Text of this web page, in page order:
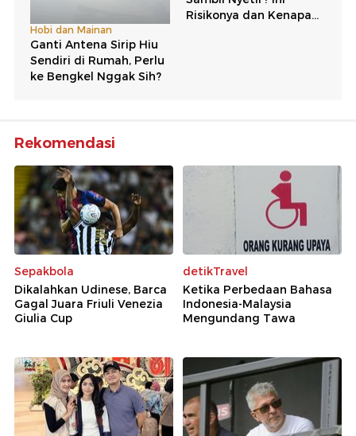
Rekomendasi
Sepakbola
Dikalahkan Udinese, Barca
Gagal Juara Friuli Venezia
Giulia Cup
detikTravel
Ketika Perbedaan Bahasa
Indonesia-Malaysia
Mengundang Tawa